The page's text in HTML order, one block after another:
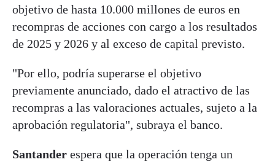
objetivo de hasta 10.000 millones de euros en
recompras de acciones con cargo a los resultados
de 2025 y 2026 y al exceso de capital previsto.
"Por ello, podría superarse el objetivo
previamente anunciado, dado el atractivo de las
recompras a las valoraciones actuales, sujeto a la
aprobación regulatoria", subraya el banco.
Santander espera que la operación tenga un